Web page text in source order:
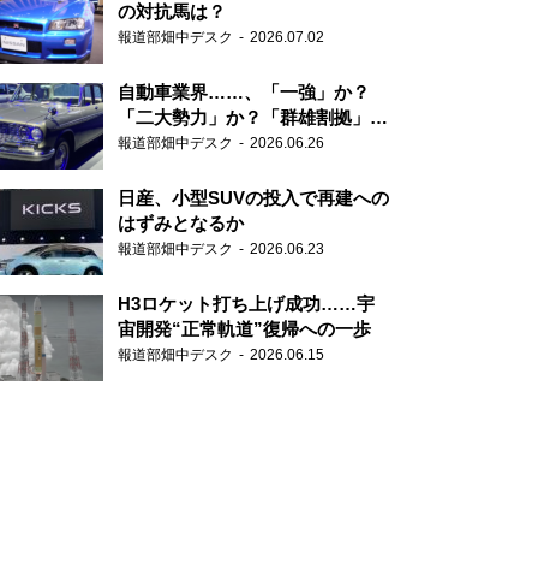
の対抗馬は？
報道部畑中デスク 2026.07.02
自動車業界……、「一強」か？
「二大勢力」か？「群雄割拠」
か？
報道部畑中デスク 2026.06.26
日産、小型SUVの投入で再建への
はずみとなるか
報道部畑中デスク 2026.06.23
H3ロケット打ち上げ成功……宇
宙開発“正常軌道”復帰への一歩
報道部畑中デスク 2026.06.15